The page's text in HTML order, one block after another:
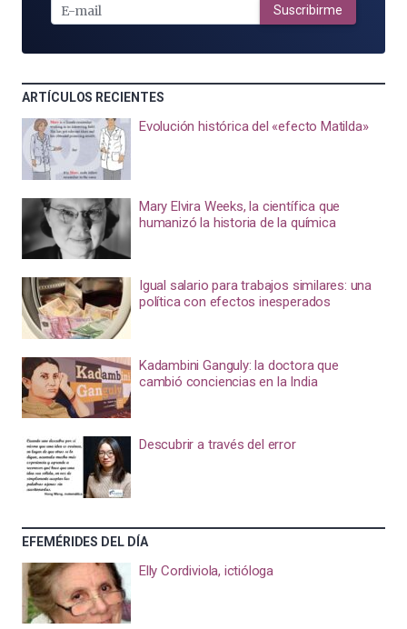
MAIL
Suscribirme
ARTÍCULOS RECIENTES
Evolución histórica del «efecto Matilda»
Mary Elvira Weeks, la científica que
humanizó la historia de la química
Igual salario para trabajos similares: una
política con efectos inesperados
Kadambini Ganguly: la doctora que
cambió conciencias en la India
Descubrir a través del error
EFEMÉRIDES DEL DÍA
Elly Cordiviola, ictióloga